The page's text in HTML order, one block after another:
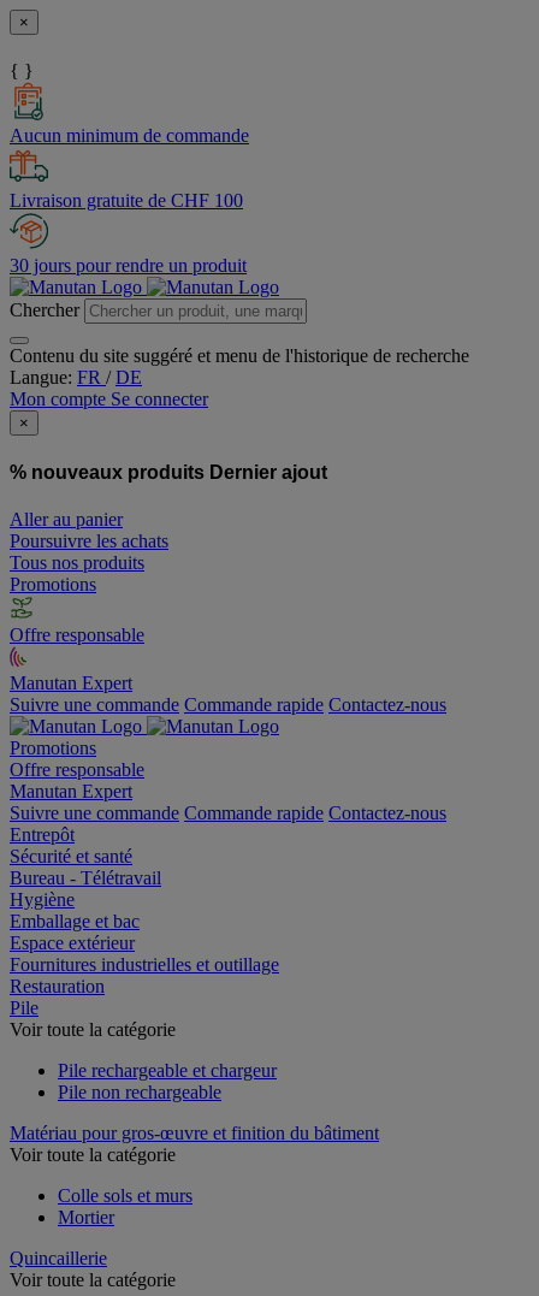
×
{ }
Aucun minimum de commande
Livraison gratuite de CHF 100
30 jours pour rendre un produit
Chercher
Contenu du site suggéré et menu de l'historique de recherche
Langue: FR /DE
Mon compte Se connecter
×
% nouveaux produits Dernier ajout
Aller au panier
Poursuivre les achats
Tous nos produits
Promotions
Offre responsable
Manutan Expert
Suivre une commande Commande rapide Contactez-nous
Promotions
Offre responsable
Manutan Expert
Suivre une commande Commande rapide Contactez-nous
Entrepôt
Sécurité et santé
Bureau - Télétravail
Hygiène
Emballage et bac
Espace extérieur
Fournitures industrielles et outillage
Restauration
Pile
Voir toute la catégorie
Pile rechargeable et chargeur
Pile non rechargeable
Matériau pour gros-œuvre et finition du bâtiment
Voir toute la catégorie
Colle sols et murs
Mortier
Quincaillerie
Voir toute la catégorie